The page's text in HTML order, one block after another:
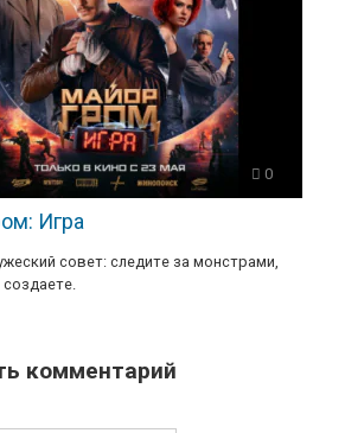
0
Игра
совет: следите за монстрами,
комментарий